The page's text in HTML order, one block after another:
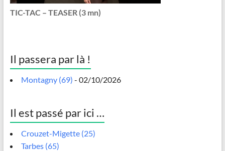
TIC-TAC – TEASER (3 mn)
Il passera par là !
Montagny (69) - 02/10/2026
Il est passé par ici …
Crouzet-Migette (25)
Tarbes (65)